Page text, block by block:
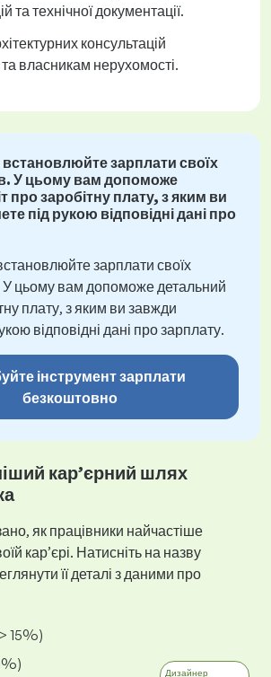
та технічної документації.
консультацій
власникам нерухомості.
зарплати своїх
У цьому вам допоможе
про заробітну плату, з яким ви
під рукою відповідні дані про
зарплати своїх
У цьому вам допоможе детальний
плату, з яким ви завжди
відповідні дані про зарплату.
інструмент зарплати
безкоштовно
кар’єрний шлях
як працівники найчастіше
кар’єрі. Натисніть на назву
її деталі з даними про
15%)
Дизайнер